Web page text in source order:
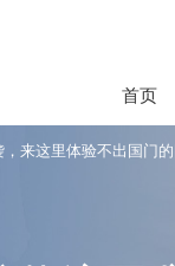
首页
来这里体验不出国门的